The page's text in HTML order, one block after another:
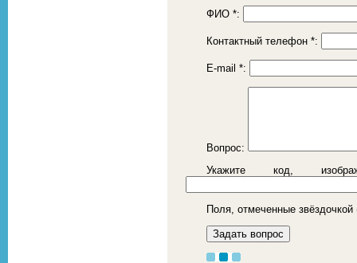
ФИО *:
Контактный телефон *:
E-mail *:
Вопрос:
Укажите код,
Поля, отмеченные звёздочкой